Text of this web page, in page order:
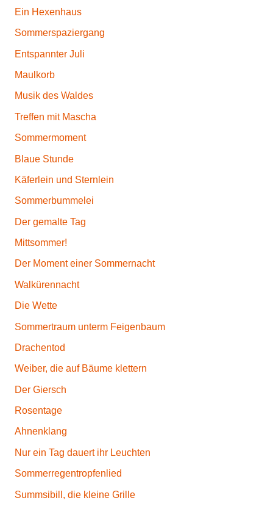
i
v
t
ä
t
G
e
d
c
h
t
s
t
g
i
Ein Hexenhaus
Sommerspaziergang
Entspannter Juli
Maulkorb
Musik des Waldes
Treffen mit Mascha
Sommermoment
Blaue Stunde
Käferlein und Sternlein
Sommerbummelei
Der gemalte Tag
Mittsommer!
Der Moment einer Sommernacht
Walkürennacht
Die Wette
Sommertraum unterm Feigenbaum
Drachentod
Weiber, die auf Bäume klettern
Der Giersch
Rosentage
Ahnenklang
Nur ein Tag dauert ihr Leuchten
Sommerregentropfenlied
Summsibill, die kleine Grille